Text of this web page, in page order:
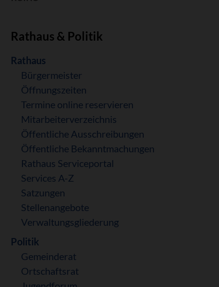
Rathaus & Politik
Navigation
überspringen
Rathaus
Bürgermeister
Öffnungszeiten
Termine online reservieren
Mitarbeiterverzeichnis
Öffentliche Ausschreibungen
Öffentliche Bekanntmachungen
Rathaus Serviceportal
Services A-Z
Satzungen
Stellenangebote
Verwaltungsgliederung
Politik
Gemeinderat
Ortschaftsrat